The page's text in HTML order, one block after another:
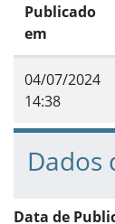
Publicado
em
04/07/2024
14:38
Dados
Data de